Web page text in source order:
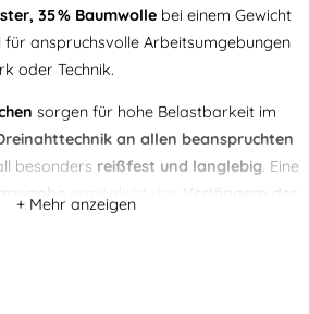
35 % Baumwolle bei einem Gewicht
für anspruchsvolle Arbeitsumgebungen
oder Technik.
sorgen für hohe Belastbarkeit im
an allen beanspruchten
besonders reißfest und langlebig. Eine
Verlängern der